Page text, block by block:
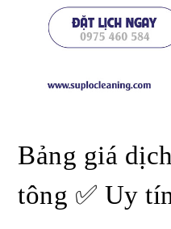
Bảng giá
tông ✅ Uy